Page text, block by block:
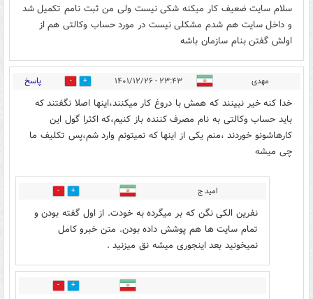
سلام سایت ضعیف کار میکنه شکی نیست ولی من ثبت نامم تکمیل شد
و داخل سایت هم شدم مشکلی نیست در مورد حساب وکالتی هم از
اولش گفتن بنام سازمان باشه
مهدی ۲۳:۴۳ - ۱۴۰۱/۱۲/۲۶ 3 پاسخ
خدا کنه خیر نبینند که همش با دروغ کار میکنند،اینها اصلا نگفتند که
باید حساب وکالتی به نام مصرف کننده باز کنیم،که اکثرا گول این
کارهاشونو خوردند ،منم یکی از اینها که نمیتونم وارد شم،پس تکلیف ما
چی میشه
امید ج 0
نفرین الکی نگن که بر میگرده به خودت. از اول گفته بودن و
تمام سایت ها هم پوشش داده بودن. متن خبرو کامل
نمیخونید بعد اینجوری میشه نق میزنید .
0